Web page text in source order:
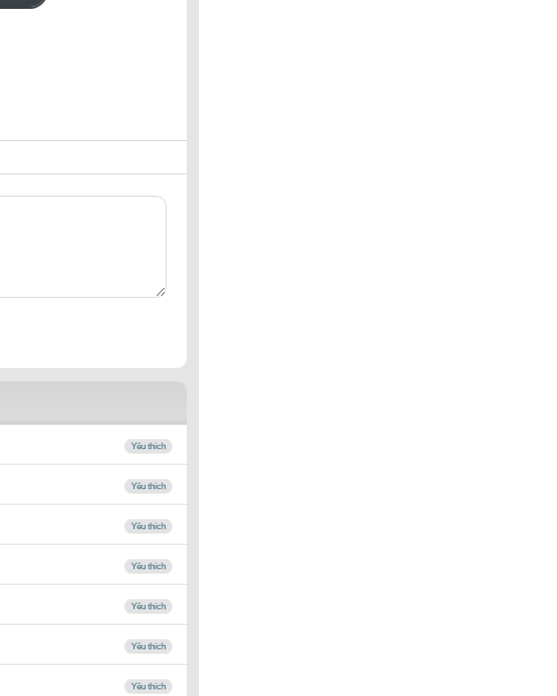
Yêu thích
Yêu thích
Yêu thích
Yêu thích
Yêu thích
Yêu thích
Yêu thích